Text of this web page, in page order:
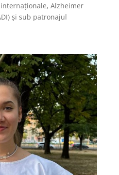
Alzheimer
și sub patronajul